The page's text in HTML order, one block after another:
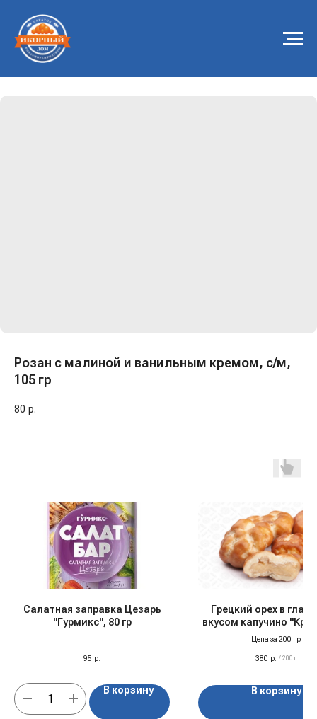
Розан с малиной и ванильным кремом, с/м,
105 гр
80 р.
Салатная заправка Цезарь
"Гурмикс", 80 гр
95 р.
В корзину
Грецкий орех в
вкусом капучино
Цена за 200 гр
380 р. / 200 г
В корзину